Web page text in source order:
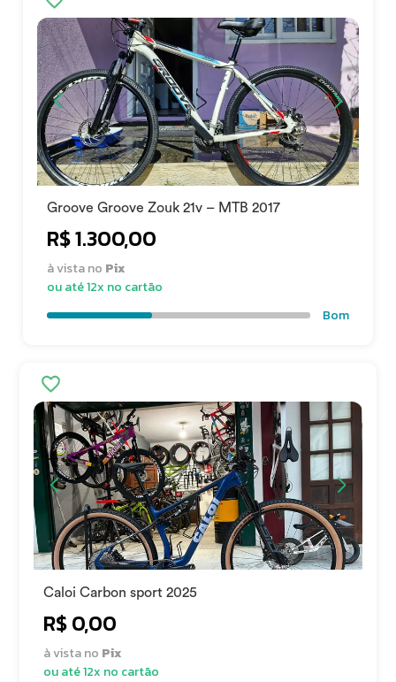
Groove Groove Zouk 21v – MTB 2017
R$ 1.300,00
à vista no Pix
ou até 12x no cartão
Bom
Caloi Carbon sport 2025
R$ 0,00
à vista no Pix
ou até 12x no cartão